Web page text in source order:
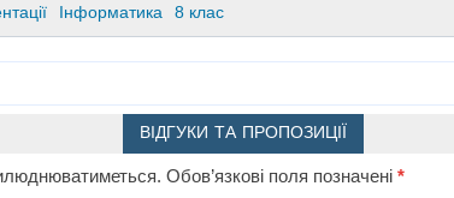
Інформатика 8 клас
ВІДГУКИ ТА ПРОПОЗИЦІЇ
Обов’язкові поля позначені *